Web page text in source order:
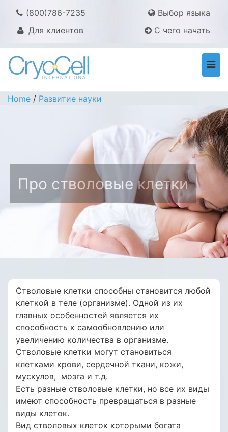
(800)786-7235
Выбор языка
Для клиентов
С чего начать
Home / Развитие науки
Про стволовые клетки
Стволовые клетки способны становится любой
клеткой в теле (организме). Одной из их
главных особенностей является их
способность к самообновлению или
увеличению количества в организме.
Стволовые клетки могут становиться
клетками крови, сердечной ткани, кожи,
мускулов, мозга и т.д.
Есть разные стволовые клетки, но все их виды
имеют способность превращаться в разные
виды клеток.
Вид стволовых клеток которыми богата